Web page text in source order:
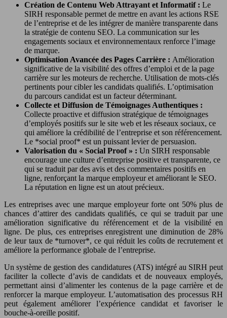
Création de Contenu Web Attrayant et Informatif : Le
SIRH responsable permet de mettre en avant les actions RSE
de l’entreprise et de les intégrer de manière transparente dans
la stratégie de contenu SEO. La communication sur les
engagements sociaux et environnementaux renforce l’image
de marque.
Optimisation Avancée des Pages Carrière : Amélioration
significative de la visibilité des offres d’emploi et de la page
carrière sur les moteurs de recherche. Utilisation de mots-clés
pertinents pour cibler les candidats qualifiés. L’optimisation
du parcours candidat est un facteur déterminant.
Collecte et Diffusion de Témoignages Authentiques :
Collecte proactive et diffusion stratégique de témoignages
d’employés positifs sur le site web et les réseaux sociaux, ce
qui améliore la crédibilité de l’entreprise et son référencement.
Le *social proof* est un puissant levier de persuasion.
Valorisation du « Social Proof » : Un SIRH responsable
encourage une culture d’entreprise positive et transparente, ce
qui se traduit par des avis et des commentaires positifs en
ligne, renforçant la marque employeur et améliorant le SEO.
La réputation en ligne est un atout précieux.
Les entreprises avec une marque employeur forte ont 50% plus de
chances d’attirer des candidats qualifiés, ce qui se traduit par une
amélioration significative du référencement et de la visibilité en
ligne. De plus, ces entreprises enregistrent une diminution de 28%
de leur taux de *turnover*, ce qui réduit les coûts de recrutement et
améliore la performance globale de l’entreprise.
Un système de gestion des candidatures (ATS) intégré au SIRH peut
faciliter la collecte d’avis de candidats et de nouveaux employés,
permettant ainsi d’alimenter les contenus de la page carrière et de
renforcer la marque employeur. L’automatisation des processus RH
peut également améliorer l’expérience candidat et favoriser le
bouche-à-oreille positif.